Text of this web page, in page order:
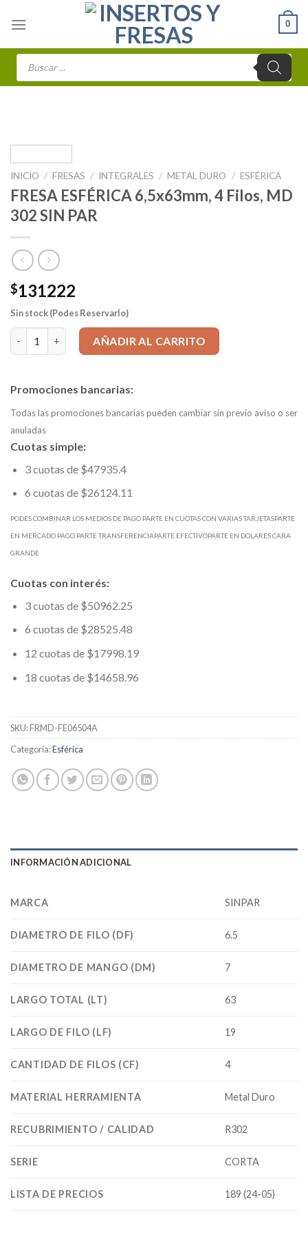
0
Búsqueda
INICIO / FRESAS / INTEGRALES / METAL DURO / ESFÉRICA
FRESA ESFÉRICA 6,5x63mm, 4 Filos, MD
302 SIN PAR
$131222
Sin stock (Podes Reservarlo)
FRESA ESFÉRICA 6,5x63mm, 4 Filos, MD 302 SIN PAR cantidad
AÑADIR AL CARRITO
Promociones bancarias:
Todas las promociones bancarias pueden cambiar sin previo aviso o ser
anuladas
Cuotas simple:
3 cuotas de $47935.4
6 cuotas de $26124.11
PODES COMBINAR LOS MEDIOS DE PAGO PARTE EN CUOTAS CON VARIAS TARJETASPARTE
EN MERCADO PAGO PARTE TRANSFERENCIAPARTE EFECTIVOPARTE EN DOLARES CARA
GRANDE
Cuotas con interés:
3 cuotas de $50962.25
6 cuotas de $28525.48
12 cuotas de $17998.19
18 cuotas de $14658.96
SKU:FRMD-FE06504A
Categoría:Esférica
INFORMACIÓN ADICIONAL
MARCA SINPAR
DIAMETRO DE FILO (DF) 6.5
DIAMETRO DE MANGO (DM) 7
LARGO TOTAL (LT) 63
LARGO DE FILO (LF) 19
CANTIDAD DE FILOS (CF) 4
MATERIAL HERRAMIENTA Metal Duro
RECUBRIMIENTO / CALIDAD R302
SERIE CORTA
LISTA DE PRECIOS 189 (24-05)